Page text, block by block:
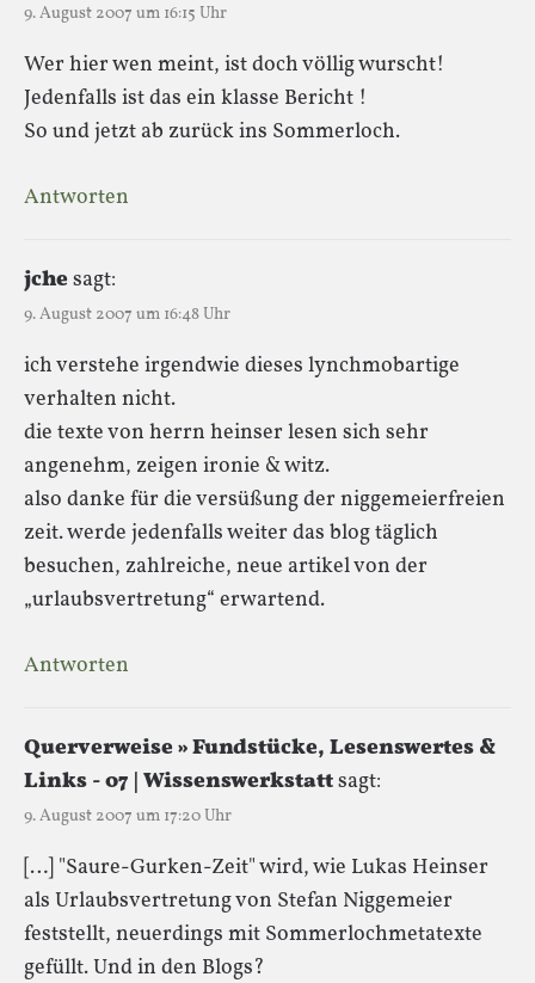
9. August 2007 um 16:15 Uhr
Wer hier wen meint, ist doch völlig wurscht!
Jedenfalls ist das ein klasse Bericht !
So und jetzt ab zurück ins Sommerloch.
Antworten
jchesagt:
9. August 2007 um 16:48 Uhr
ich verstehe irgendwie dieses lynchmobartige
verhalten nicht.
die texte von herrn heinser lesen sich sehr
angenehm, zeigen ironie & witz.
also danke für die versüßung der niggemeierfreien
zeit. werde jedenfalls weiter das blog täglich
besuchen, zahlreiche, neue artikel von der
„urlaubsvertretung“ erwartend.
Antworten
Querverweise » Fundstücke, Lesenswertes &
Links - 07 | Wissenswerkstattsagt:
9. August 2007 um 17:20 Uhr
[…] "Saure-Gurken-Zeit" wird, wie Lukas Heinser
als Urlaubsvertretung von Stefan Niggemeier
feststellt, neuerdings mit Sommerlochmetatexte
gefüllt. Und in den Blogs?